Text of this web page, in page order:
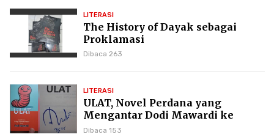
LITERASI
The History of Dayak sebagai
Proklamasi
Dibaca 263
LITERASI
ULAT, Novel Perdana yang
Mengantar Dodi Mawardi ke
Puncak Karier Kepenulisan
Dibaca 153